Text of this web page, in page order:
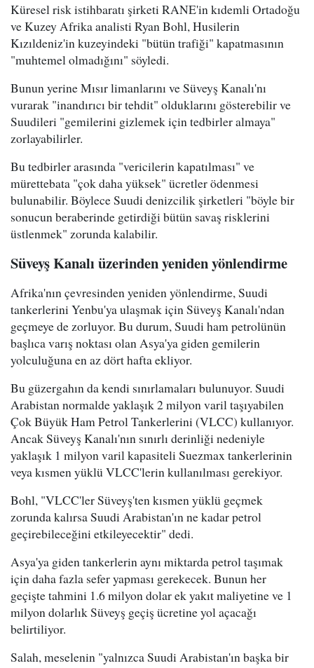
Küresel risk istihbaratı şirketi RANE'in kıdemli Ortadoğu
ve Kuzey Afrika analisti Ryan Bohl, Husilerin
Kızıldeniz'in kuzeyindeki "bütün trafiği" kapatmasının
"muhtemel olmadığını" söyledi.
Bunun yerine Mısır limanlarını ve Süveyş Kanalı'nı
vurarak "inandırıcı bir tehdit" olduklarını gösterebilir ve
Suudileri "gemilerini gizlemek için tedbirler almaya"
zorlayabilirler.
Bu tedbirler arasında "vericilerin kapatılması" ve
mürettebata "çok daha yüksek" ücretler ödenmesi
bulunabilir. Böylece Suudi denizcilik şirketleri "böyle bir
sonucun beraberinde getirdiği bütün savaş risklerini
üstlenmek" zorunda kalabilir.
Süveyş Kanalı üzerinden yeniden yönlendirme
Afrika'nın çevresinden yeniden yönlendirme, Suudi
tankerlerini Yenbu'ya ulaşmak için Süveyş Kanalı'ndan
geçmeye de zorluyor. Bu durum, Suudi ham petrolünün
başlıca varış noktası olan Asya'ya giden gemilerin
yolculuğuna en az dört hafta ekliyor.
Bu güzergahın da kendi sınırlamaları bulunuyor. Suudi
Arabistan normalde yaklaşık 2 milyon varil taşıyabilen
Çok Büyük Ham Petrol Tankerlerini (VLCC) kullanıyor.
Ancak Süveyş Kanalı'nın sınırlı derinliği nedeniyle
yaklaşık 1 milyon varil kapasiteli Suezmax tankerlerinin
veya kısmen yüklü VLCC'lerin kullanılması gerekiyor.
Bohl, "VLCC'ler Süveyş'ten kısmen yüklü geçmek
zorunda kalırsa Suudi Arabistan'ın ne kadar petrol
geçirebileceğini etkileyecektir" dedi.
Asya'ya giden tankerlerin aynı miktarda petrol taşımak
için daha fazla sefer yapması gerekecek. Bunun her
geçişte tahmini 1.6 milyon dolar ek yakıt maliyetine ve 1
milyon dolarlık Süveyş geçiş ücretine yol açacağı
belirtiliyor.
Salah, meselenin "yalnızca Suudi Arabistan'ın başka bir